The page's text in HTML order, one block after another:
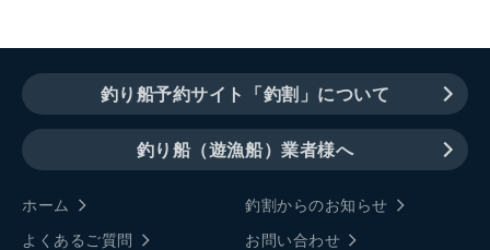
釣り船予約サイト「釣割」について
釣り船（遊漁船）業者様へ
ホーム
釣割からのお知らせ
よくあるご質問
お問い合わせ